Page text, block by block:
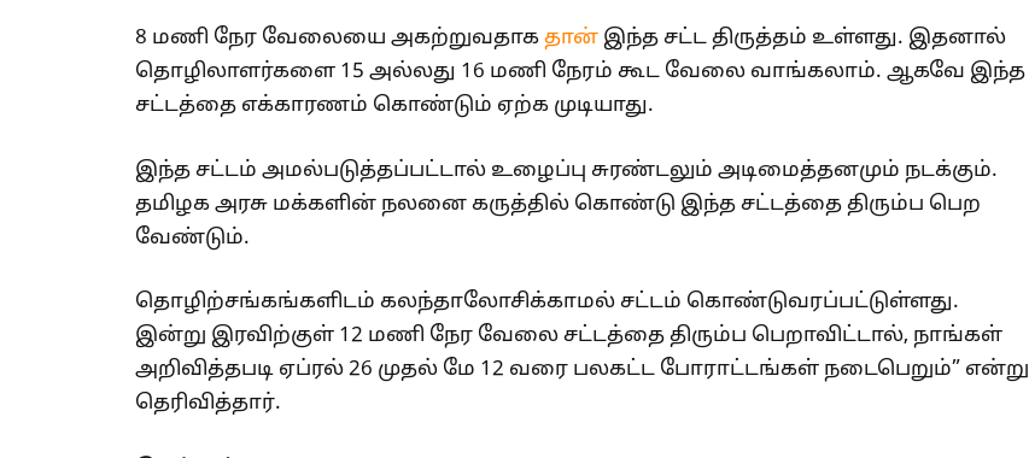
8 மணி நேர வேலையை அகற்றுவதாகதான் இந்த சட்ட திருத்தம் உள்ளது. இதனால்
தொழிலாளர்களை 15 அல்லது 16 மணி நேரம் கூட வேலை வாங்கலாம். ஆகவே இந்த
சட்டத்தை எக்காரணம் கொண்டும் ஏற்க முடியாது.
இந்த சட்டம் அமல்படுத்தப்பட்டால் உழைப்பு சுரண்டலும் அடிமைத்தனமும் நடக்கும்.
தமிழக அரசு மக்களின் நலனை கருத்தில் கொண்டு இந்த சட்டத்தை திரும்ப பெற
வேண்டும்.
தொழிற்சங்கங்களிடம் கலந்தாலோசிக்காமல் சட்டம் கொண்டுவரப்பட்டுள்ளது.
இன்று இரவிற்குள் 12 மணி நேர வேலை சட்டத்தை திரும்ப பெறாவிட்டால், நாங்கள்
அறிவித்தபடி ஏப்ரல் 26 முதல் மே 12 வரை பலகட்ட போராட்டங்கள் நடைபெறும்” என்று
தெரிவித்தார்.